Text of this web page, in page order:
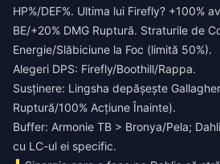
HP%/DEF%. Ultima lui Firefly? +100%
BE/+20% DMG Ruptură. Straturile de
Energie/Slăbiciune la Foc (limită 50%).
Alegeri DPS: Firefly/Boothill/Rappa.
Susținere: Lingsha depășește
Ruptură/100% Acțiune Înainte).
Buffer: Armonie TB > Bronya/Pela;
cu LC-ul ei specific.